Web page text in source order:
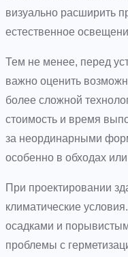
визуально расширить
естественное
Тем не менее, перед
важно оценить
более сложной
стоимость и время
за неординарными
особенно в обходах
При проектировании
климатические
осадками и
проблемы с